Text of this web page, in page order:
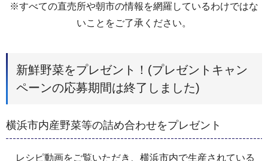
※すべての直売所や朝市の情報を網羅しているわけではな
いことをご了承ください。
新鮮野菜をプレゼント！(プレゼントキャン
ペーンの応募期間は終了しました)
横浜市内産野菜等の詰め合わせをプレゼント
レシピ動画をご覧いただき、横浜市内で生産されている